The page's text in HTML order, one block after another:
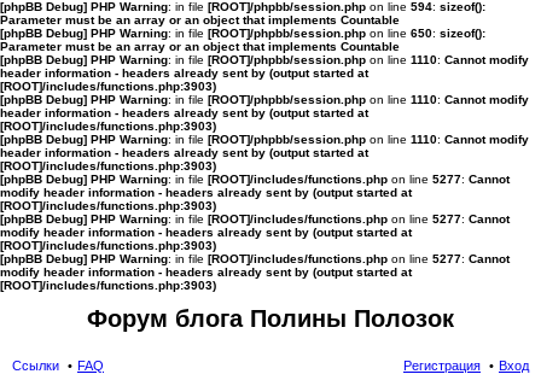
[phpBB Debug] PHP Warning: in file [ROOT]/phpbb/session.php on line 594: sizeof():
Parameter must be an array or an object that implements Countable
[phpBB Debug] PHP Warning: in file [ROOT]/phpbb/session.php on line 650: sizeof():
Parameter must be an array or an object that implements Countable
[phpBB Debug] PHP Warning: in file [ROOT]/phpbb/session.php on line 1110: Cannot modify
header information - headers already sent by (output started at
[ROOT]/includes/functions.php:3903)
[phpBB Debug] PHP Warning: in file [ROOT]/phpbb/session.php on line 1110: Cannot modify
header information - headers already sent by (output started at
[ROOT]/includes/functions.php:3903)
[phpBB Debug] PHP Warning: in file [ROOT]/phpbb/session.php on line 1110: Cannot modify
header information - headers already sent by (output started at
[ROOT]/includes/functions.php:3903)
[phpBB Debug] PHP Warning: in file [ROOT]/includes/functions.php on line 5277: Cannot
modify header information - headers already sent by (output started at
[ROOT]/includes/functions.php:3903)
[phpBB Debug] PHP Warning: in file [ROOT]/includes/functions.php on line 5277: Cannot
modify header information - headers already sent by (output started at
[ROOT]/includes/functions.php:3903)
[phpBB Debug] PHP Warning: in file [ROOT]/includes/functions.php on line 5277: Cannot
modify header information - headers already sent by (output started at
[ROOT]/includes/functions.php:3903)
Форум блога Полины Полозок
Ссылки FAQ Вход
Регистрация